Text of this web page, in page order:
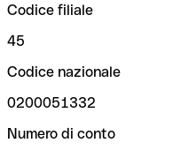
Codice filiale
45
Codice nazionale
0200051332
Numero di conto